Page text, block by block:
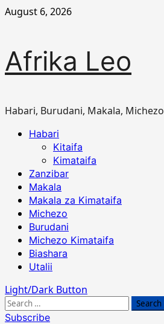
Skip
August 6, 2026
Afrika Leo
Habari, Burudani, Makala, Michezo
PrimaryHabari
Kitaifa
Kimataifa
Zanzibar
Makala
Makala za Kimataifa
Michezo
Burudani
Michezo Kimataifa
Biashara
Utalii
Light/Dark Button
Search
for:
Subscribe